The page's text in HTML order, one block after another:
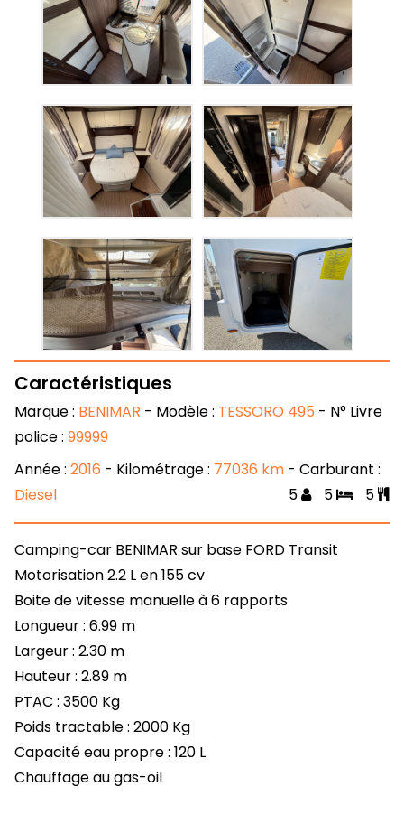
Caractéristiques
Marque : BENIMAR - Modèle : TESSORO 495 - N° Livre
police : 99999
Année : 2016 - Kilométrage : 77036 km - Carburant :
Diesel
5 5 5
Camping-car BENIMAR sur base FORD Transit
Motorisation 2.2 L en 155 cv
Boite de vitesse manuelle à 6 rapports
Longueur : 6.99 m
Largeur : 2.30 m
Hauteur : 2.89 m
PTAC : 3500 Kg
Poids tractable : 2000 Kg
Capacité eau propre : 120 L
Chauffage au gas-oil